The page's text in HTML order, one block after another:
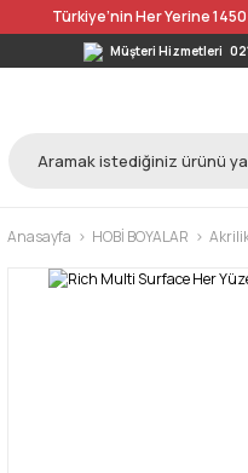
Türkiye’nin Her Yerine
Müşteri Hizmetleri
Anasayfa HOBİ BOYALAR